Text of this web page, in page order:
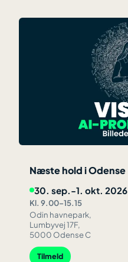
Næste hold i Odense
30. sep.-1. okt. 2026
Kl. 9.00–15.15
Odin havnepark,
Lumbyvej 17F,
5000 Odense C
Tilmeld